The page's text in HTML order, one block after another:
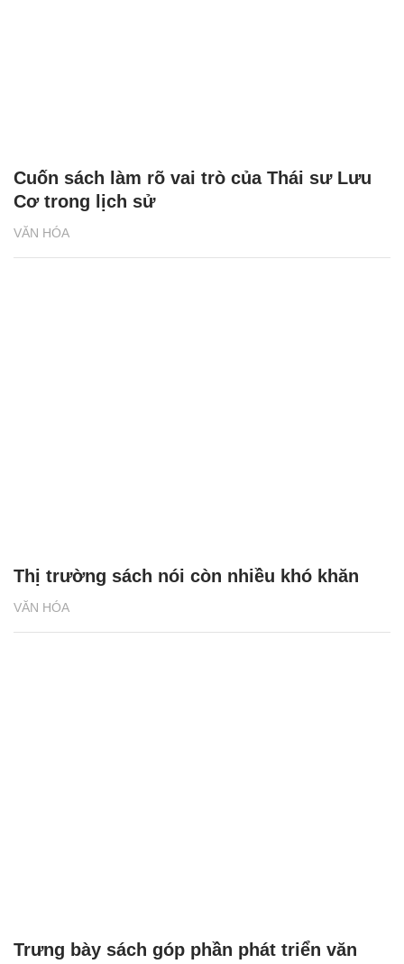
VĂN HÓA
Cuốn sách làm rõ vai trò của Thái sư Lưu
Cơ trong lịch sử
VĂN HÓA
Thị trường sách nói còn nhiều khó khăn
Trưng bày sách góp phần phát triển văn